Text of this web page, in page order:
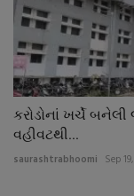
કરોડોનાં ખર્ચે
વહીવટથી...
saurashtrabhoomi Sep